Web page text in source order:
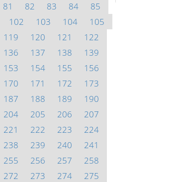
81 82 83 84
85
102 103 104
105
119 120 121
122
136 137 138
139
153 154 155
156
170 171 172
173
187 188 189
190
204 205 206
207
221 222 223
224
238 239 240
241
255 256 257
258
272 273 274 275